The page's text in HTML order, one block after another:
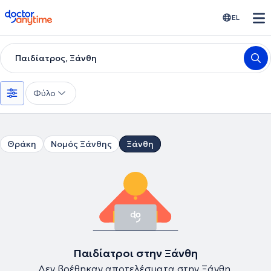
doctoranytime EL
Παιδίατρος, Ξάνθη
Φύλο
Θράκη Νομός Ξάνθης Ξάνθη
Παιδίατροι στην Ξάνθη
Δεν βρέθηκαν αποτελέσματα στην Ξάνθη.